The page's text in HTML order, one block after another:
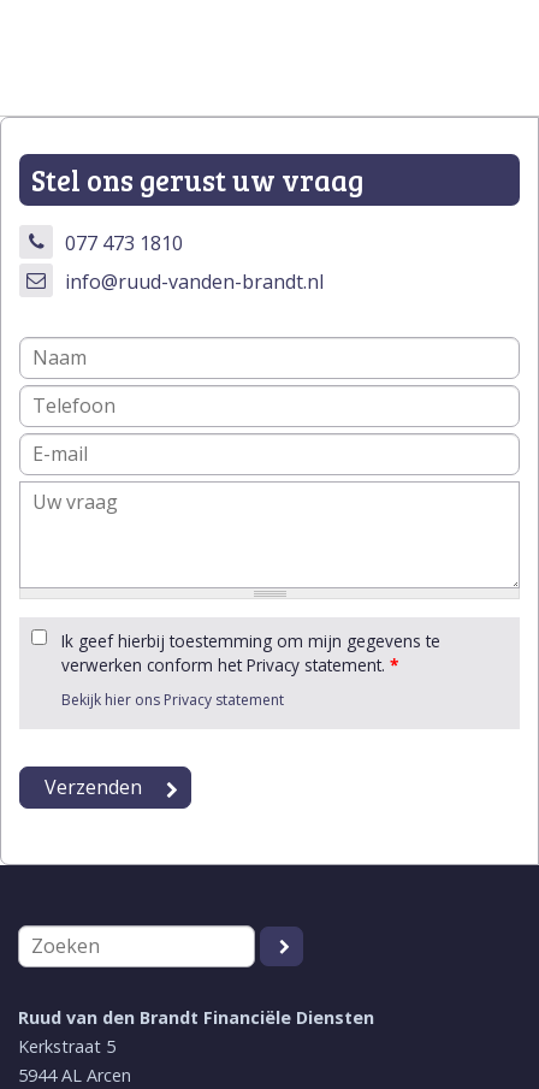
Stel ons gerust uw vraag
077 473 1810
info@ruud-vanden-brandt.nl
Ik geef hierbij toestemming om mijn gegevens te
verwerken conform het Privacy statement. *
Bekijk hier ons Privacy statement
Ruud van den Brandt Financiële Diensten
Kerkstraat 5
5944 AL Arcen